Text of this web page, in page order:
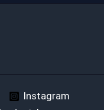
Instagram